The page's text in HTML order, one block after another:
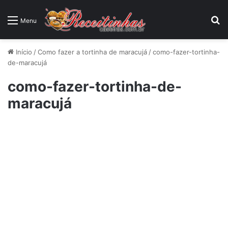
Menu
Início /Como fazer a tortinha de maracujá /como-fazer-tortinha-
de-maracujá
como-fazer-tortinha-de-
maracujá